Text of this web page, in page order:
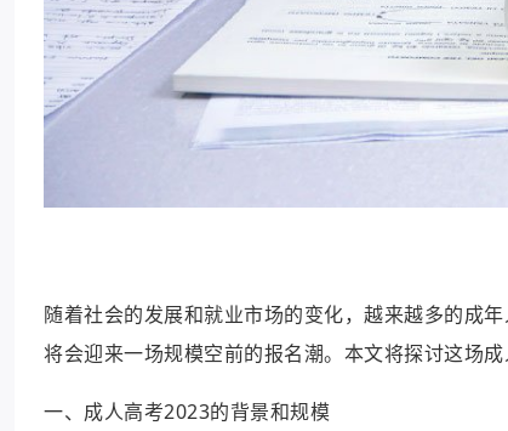
随着社会的发展和就业市场的变化，越来越多的成
将会迎来一场规模空前的报名潮。本文将探讨这场
一、成人高考2023的背景和规模